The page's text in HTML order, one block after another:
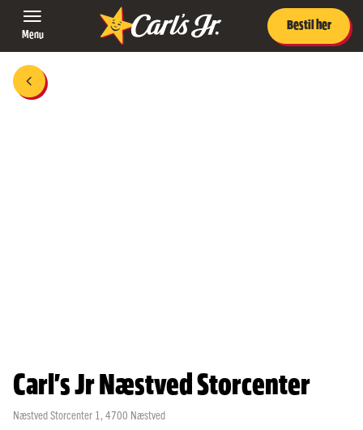
Menu
Bestil her
Carl's Jr Næstved Storcenter
Næstved Storcenter 1 , 4700 Næstved